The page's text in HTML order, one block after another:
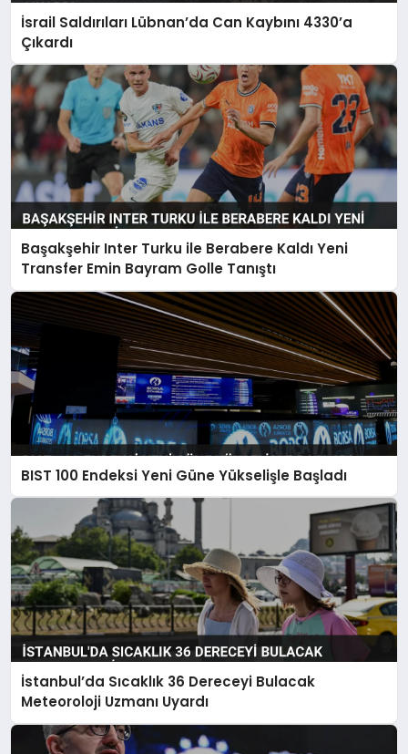
İsrail Saldırıları Lübnan’da Can Kaybını 4330’a
Çıkardı
Başakşehir Inter Turku ile Berabere Kaldı Yeni
Transfer Emin Bayram Golle Tanıştı
BIST 100 Endeksi Yeni Güne Yükselişle Başladı
İstanbul’da Sıcaklık 36 Dereceyi Bulacak
Meteoroloji Uzmanı Uyardı